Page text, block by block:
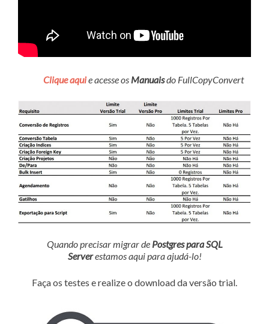
Clique aquie acesse os Manuaisdo FullCopyConvert
Quando precisar migrar dePostgres para SQL
Serverestamos aqui para ajudá-lo!
Faça os testes e realize o download da versão trial.